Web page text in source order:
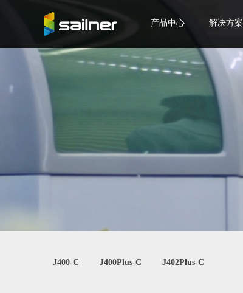
产品中心 解决方案
J400-C J400Plus-C J402Plus-C